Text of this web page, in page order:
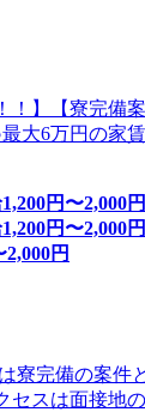
！】【寮完備
大6万円の家
1,200円〜2,000円
1,200円〜2,000円
2,000円
寮完備の案件
セスは面接地